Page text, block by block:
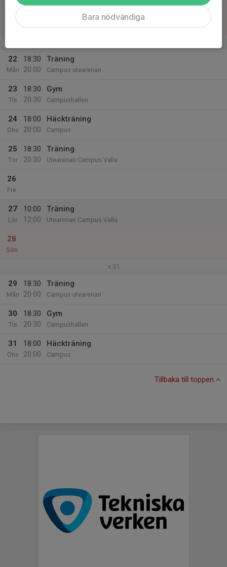
22
Mån
18:30
20:00
Träning
Campus utearenan
23
Tis
18:30
20:30
Gym
Campushallen
24
Ons
18:00
20:00
Häckträning
Campus
25
Tor
18:30
20:30
Träning
Utearenan Campus Valla
26
Fre
27
Lör
10:00
12:00
Träning
Utearenan Campus Valla
28
Sön
v.31
29
Mån
18:30
20:00
Träning
Campus utearenan
30
Tis
18:30
20:30
Gym
Campushallen
31
Ons
18:00
20:00
Häckträning
Campus
Tillbaka till toppen
Bara nödvändiga